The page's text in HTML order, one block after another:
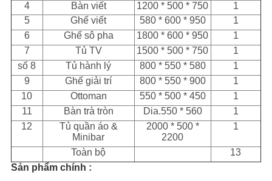
4
Bàn viết 1200 * 500 * 750
1
5
Ghế viết 580 * 600 * 950
1
6
Ghế sô pha 1800 * 600 * 950
1
7
Tủ TV 1500 * 500 * 750
1
số 8
Tủ hành lý 800 * 550 * 580
1
9
Ghế giải trí 800 * 550 * 900
1
10
Ottoman 550 * 500 * 450
1
11
Bàn trà tròn Dia.550 * 560
1
12
Tủ quần áo &
Minibar
2000 * 500 *
2200
1
Toàn bộ
13
Sản phẩm chính :